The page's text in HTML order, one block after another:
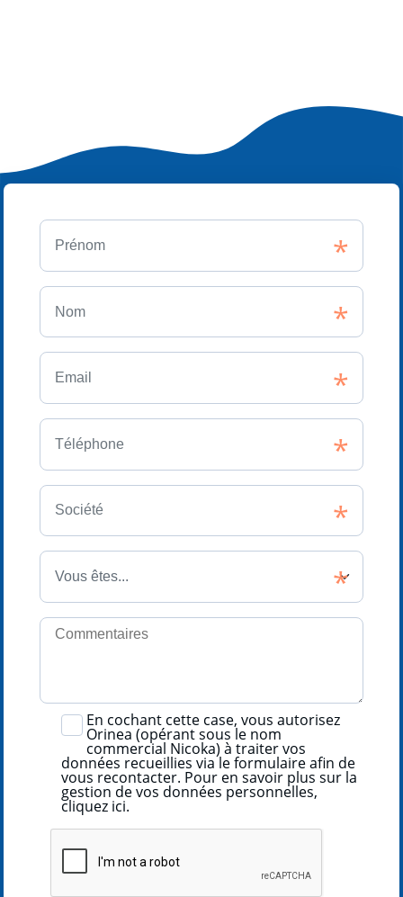
En cochant cette case, vous autorisez
Orinea (opérant sous le nom
commercial Nicoka) à traiter vos
données recueillies via le formulaire afin de
vous recontacter. Pour en savoir plus sur la
gestion de vos données personnelles,
cliquez ici.